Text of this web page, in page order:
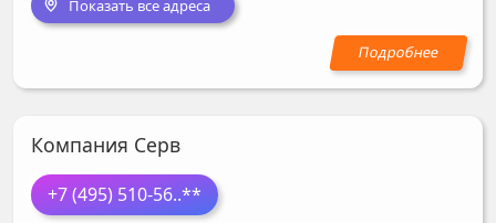
Показать все адреса
Компания Серв
+7 (495) 510-56..**